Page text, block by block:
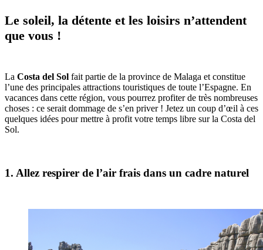
Le soleil, la détente et les loisirs n’attendent
que vous !
La Costa del Sol fait partie de la province de Malaga et constitue
l’une des principales attractions touristiques de toute l’Espagne. En
vacances dans cette région, vous pourrez profiter de très nombreuses
choses : ce serait dommage de s’en priver ! Jetez un coup d’œil à ces
quelques idées pour mettre à profit votre temps libre sur la Costa del
Sol.
1. Allez respirer de l’air frais dans un cadre naturel